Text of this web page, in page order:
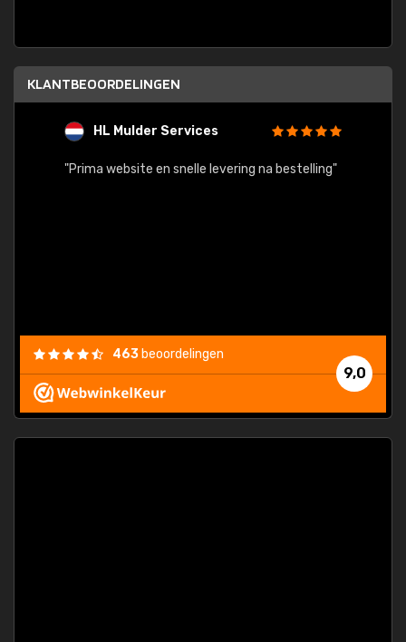
KLANTBEOORDELINGEN
HL Mulder Services
"Prima website en snelle levering na bestelling"
9,0
463 beoordelingen